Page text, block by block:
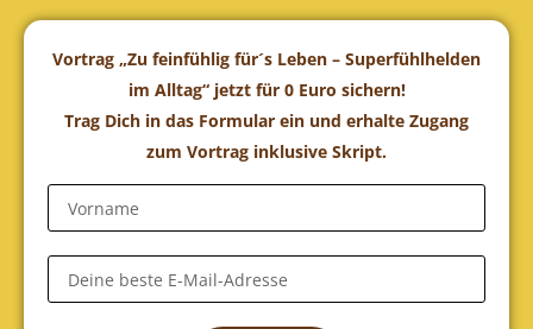
Vortrag „Zu feinfühlig für´s Leben – Superfühlhelden
im Alltag“ jetzt für 0 Euro sichern!
Trag Dich in das Formular ein und erhalte Zugang
zum Vortrag inklusive Skript.